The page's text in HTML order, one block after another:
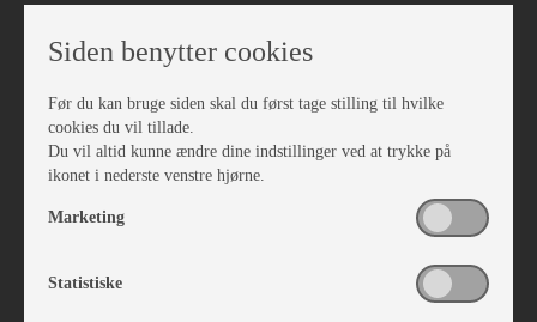
Vare nr. I403812509
Siden benytter cookies
Før du kan bruge siden skal du først tage stilling til hvilke
cookies du vil tillade.
Du vil altid kunne ændre dine indstillinger ved at trykke på
ikonet i nederste venstre hjørne.
Marketing
Statistiske